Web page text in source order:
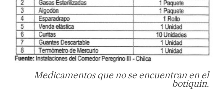
Medicamentos que no se encuentran en el
botiquin.